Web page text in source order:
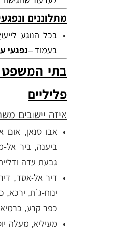
מתלוננים
בכל הנוגע
בעמוד –נפגעי
בתי המשפט
פליליים
איזה יישובים
אבו סנאן, אום
ביענה, ביר אל-
גבעת עדה
דיר אל-אסד,
ינוח-ג`ת,
כפר קרע,
מעיליא, מעלה